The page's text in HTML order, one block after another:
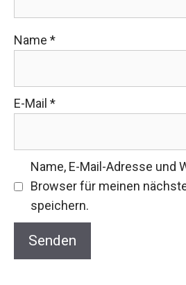
Name *
E-Mail *
Name, E-Mail-Adresse und
Browser für meinen
speichern.